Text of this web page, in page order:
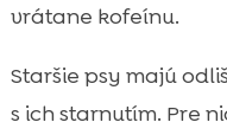
vrátane kofeínu.
Staršie psy majú
s ich starnutím. Pre